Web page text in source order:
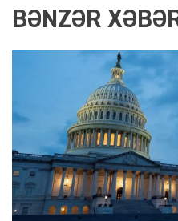
BƏNZƏR